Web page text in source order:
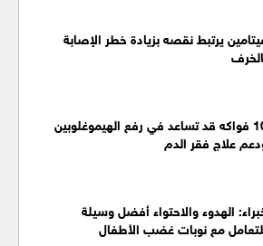
يرتبط نقصه بزيادة خطر الإصابة
10 فواكه قد تساعد في رفع الهيموغلوبين
علاج فقر الدم
الهدوء والاحتواء أفضل وسيلة
مع نوبات غضب الأطفال